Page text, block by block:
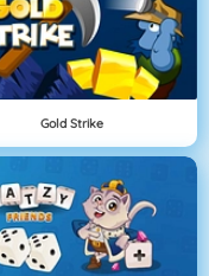
Gold Strike